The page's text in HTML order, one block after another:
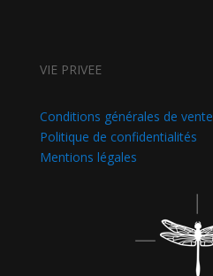
VIE PRIVEE
Conditions générales de vente
Politique de confidentialités
Mentions légales